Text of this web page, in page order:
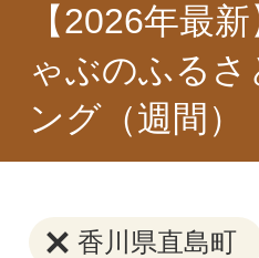
【2026年最
ゃぶのふる
ング（週間）
香川県直島町